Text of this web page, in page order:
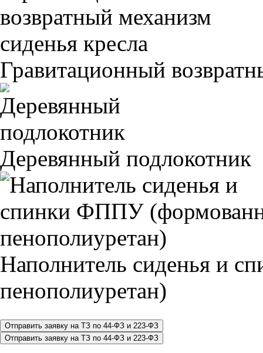
Гравитационный
Деревянный подлокотник
Наполнитель сиденья и
пенополиуретан)